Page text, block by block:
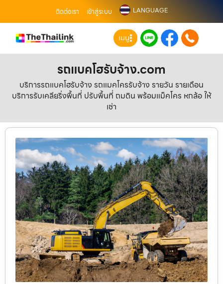
ติดต่อเรา เข้าสู่ระบบ LANGUAGE
เมนู
รถแบคโฮรับจ้าง.com
บริการรถแบคโฮรับจ้าง รถแมคโครรับจ้าง รายวัน รายเดือน
บริการรับเคลียริ่งพื้นที่ ปรับพื้นที่ ถมดิน พร้อมแม็คโคร หกล้อ ให้
เช่า